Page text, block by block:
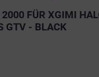
2000 FÜR XGIMI
GTV - BLACK